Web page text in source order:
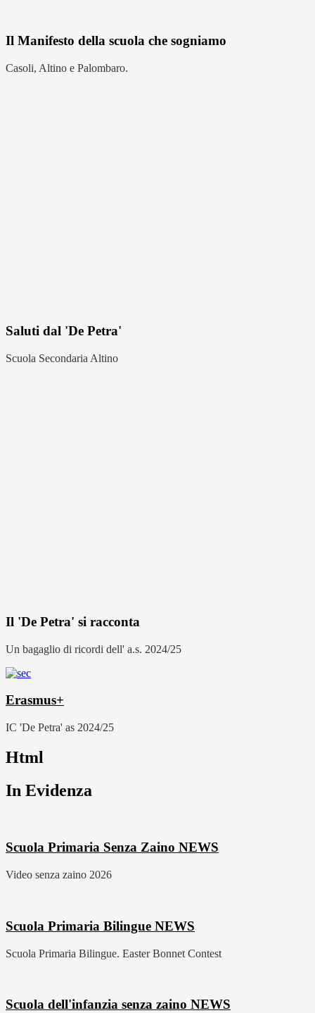
Il Manifesto della scuola che sogniamo
Casoli, Altino e Palombaro.
Saluti dal 'De Petra'
Scuola Secondaria Altino
Il 'De Petra' si racconta
Un bagaglio di ricordi dell' a.s. 2024/25
Erasmus+
IC 'De Petra' as 2024/25
Html
In Evidenza
Scuola Primaria Senza Zaino NEWS
Video senza zaino 2026
Scuola Primaria Bilingue NEWS
Scuola Primaria Bilingue. Easter Bonnet Contest
Scuola dell'infanzia senza zaino NEWS